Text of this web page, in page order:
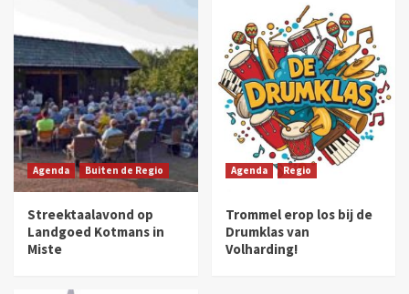
Agenda Buiten de Regio
Streektaalavond op
Landgoed Kotmans in
Miste
Agenda Regio
Trommel erop los bij de
Drumklas van
Volharding!